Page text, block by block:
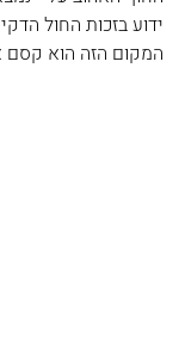
ידוע בזכות החול
המקום הזה הוא קסם